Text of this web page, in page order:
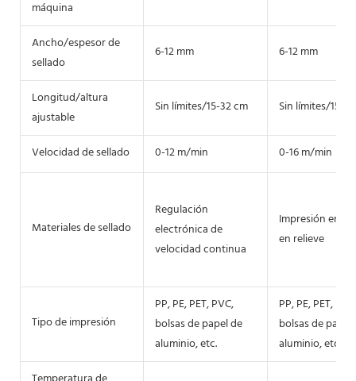
máquina
Ancho/espesor de
sellado
6-12 mm 6-12 mm
Longitud/altura
ajustable
Sin límites/15-32 cm Sin límites/15-
Velocidad de sellado 0-12 m/min 0-16 m/min
Materiales de sellado
Regulación
electrónica de
velocidad continua
Impresión en
en relieve
Tipo de impresión
PP, PE, PET, PVC,
bolsas de papel de
aluminio, etc.
PP, PE, PET,
bolsas de papel
aluminio, etc.